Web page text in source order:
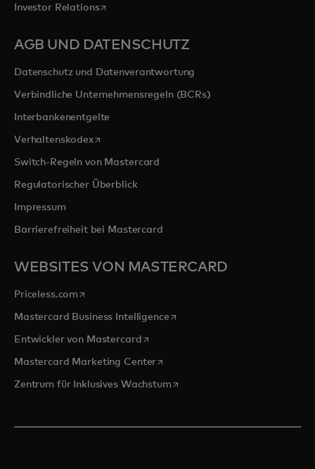
Investor Relationswird in einer neuen Registerkarte geöffnet
AGB UND DATENSCHUTZ
Datenschutz und Datenverantwortung
Verbindliche Unternehmensregeln (BCRs)
Interbankenentgelte
Verhaltenskodexwird in einer neuen Registerkarte geöffnet
Switch-Regeln von Mastercard
Regulatorischer Überblick
Impressum
Barrierefreiheit bei Mastercard
WEBSITES VON MASTERCARD
Priceless.com wird in einer neuen Registerkarte geöffnet
Mastercard Business Intelligencewird in einer neuen
Entwickler von Mastercardwird in einer neuen Registerkarte
Mastercard Marketing Centerwird in einer neuen
Zentrum für Inklusives Wachstumwird in einer neuen